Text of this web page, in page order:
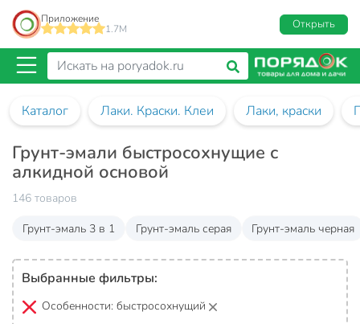
Приложение
1.7M
Открыть
Каталог Лаки. Краски. Клеи Лаки, краски
Грунт-эмали быстросохнущие с
алкидной основой
146 товаров
Грунт-эмаль 3 в 1
Грунт-эмаль серая Грунт-эмаль черная
Выбранные фильтры:
Особенности: быстросохнущий